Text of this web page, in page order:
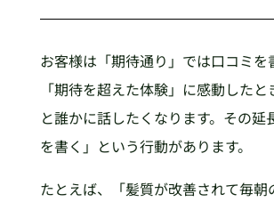
お客様は「期待通り」では口コミを
「期待を超えた体験」に感動した
と誰かに話したくなります。その延
を書く」という行動があります。
たとえば、「髪質が改善されて毎朝